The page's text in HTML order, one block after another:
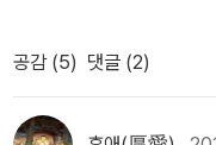
나며 각종 위험에 처한다.
추위로 힘들어하고, 때로는
과 풍요로운 식탁을 그리
것이다. 당시 난 성당을 열
서 운영하는 서점을 자주
판타지소설을 많이 번역해
연대기 등등의 책들을 읽을
공감 (5) 댓글 (2)